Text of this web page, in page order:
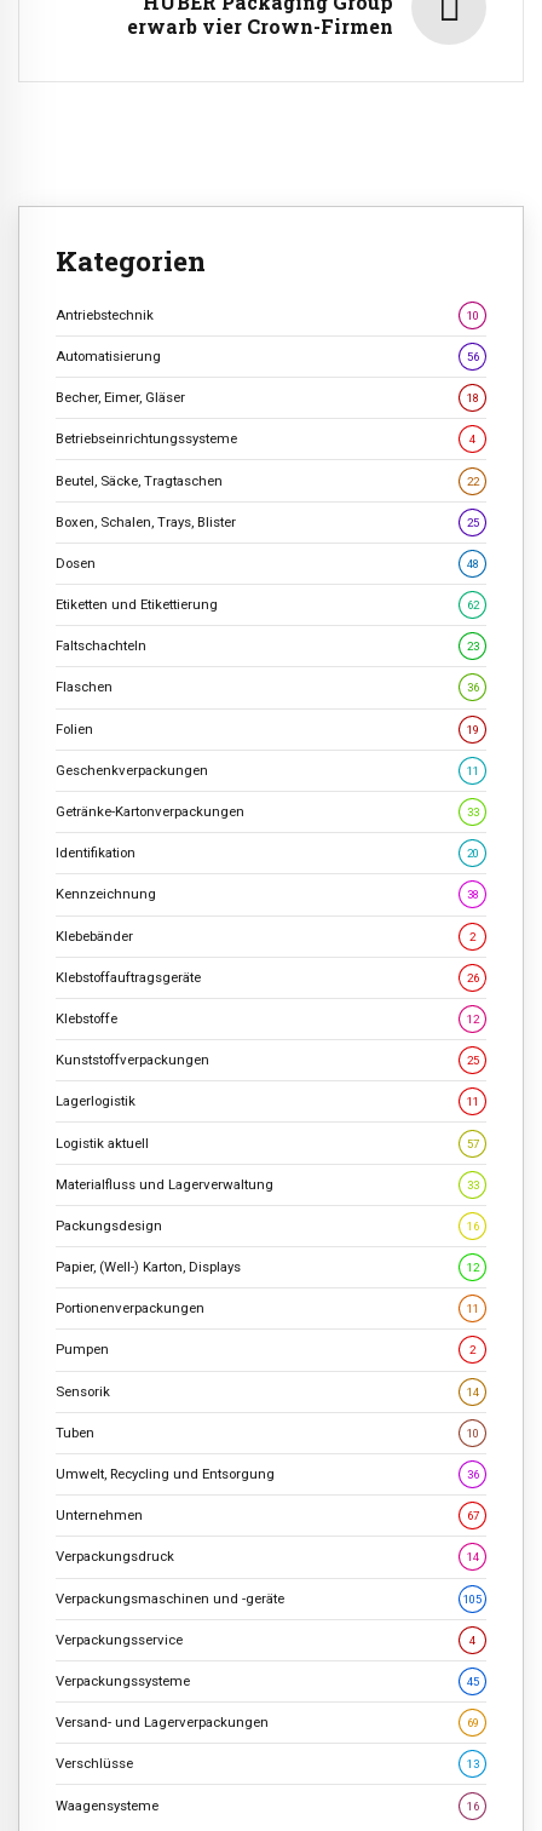
erwarb vier Crown-Firmen
Kategorien
Antriebstechnik 10
Automatisierung 56
Becher, Eimer, Gläser 18
Betriebseinrichtungssysteme 4
Beutel, Säcke, Tragtaschen 22
Boxen, Schalen, Trays, Blister 25
Dosen 48
Etiketten und Etikettierung 62
Faltschachteln 23
Flaschen 36
Folien 19
Geschenkverpackungen 11
Getränke-Kartonverpackungen 33
Identifikation 20
Kennzeichnung 38
Klebebänder 2
Klebstoffauftragsgeräte 26
Klebstoffe 12
Kunststoffverpackungen 25
Lagerlogistik 11
Logistik aktuell 57
Materialfluss und Lagerverwaltung 33
Packungsdesign 16
Papier, (Well-) Karton, Displays 12
Portionenverpackungen 11
Pumpen 2
Sensorik 14
Tuben 10
Umwelt, Recycling und Entsorgung 36
Unternehmen 67
Verpackungsdruck 14
Verpackungsmaschinen und -geräte 105
Verpackungsservice 4
Verpackungssysteme 45
Versand- und Lagerverpackungen 69
Verschlüsse 13
Waagensysteme 16